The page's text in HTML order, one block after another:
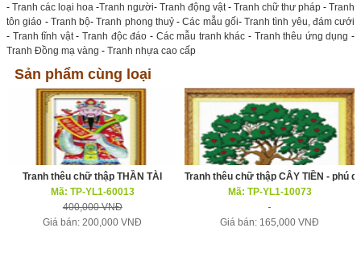
- Tranh các loại hoa -Tranh người- Tranh động vật- Tranh chữ thư pháp - Tranh
tôn giáo - Tranh bộ-Tranh phong thuỷ -Các mẫu gối- Tranh tình yêu, đám cưới
- Tranh tĩnh vật-Tranh độc đáo - Các mẫu tranh khác - Tranh thêu ứng dụng -
Tranh Đồng mạ vàng - Tranh nhựa cao cấp
Sản phẩm cùng loại
Tranh thêu chữ thập THẦN TÀI
Mã: TP-YL1-60013
400,000 VNĐ
Giá bán: 200,000 VNĐ
Tranh thêu chữ thập CÂY TIỀN - phú
Mã: TP-YL1-10073
Giá bán: 165,000 VNĐ